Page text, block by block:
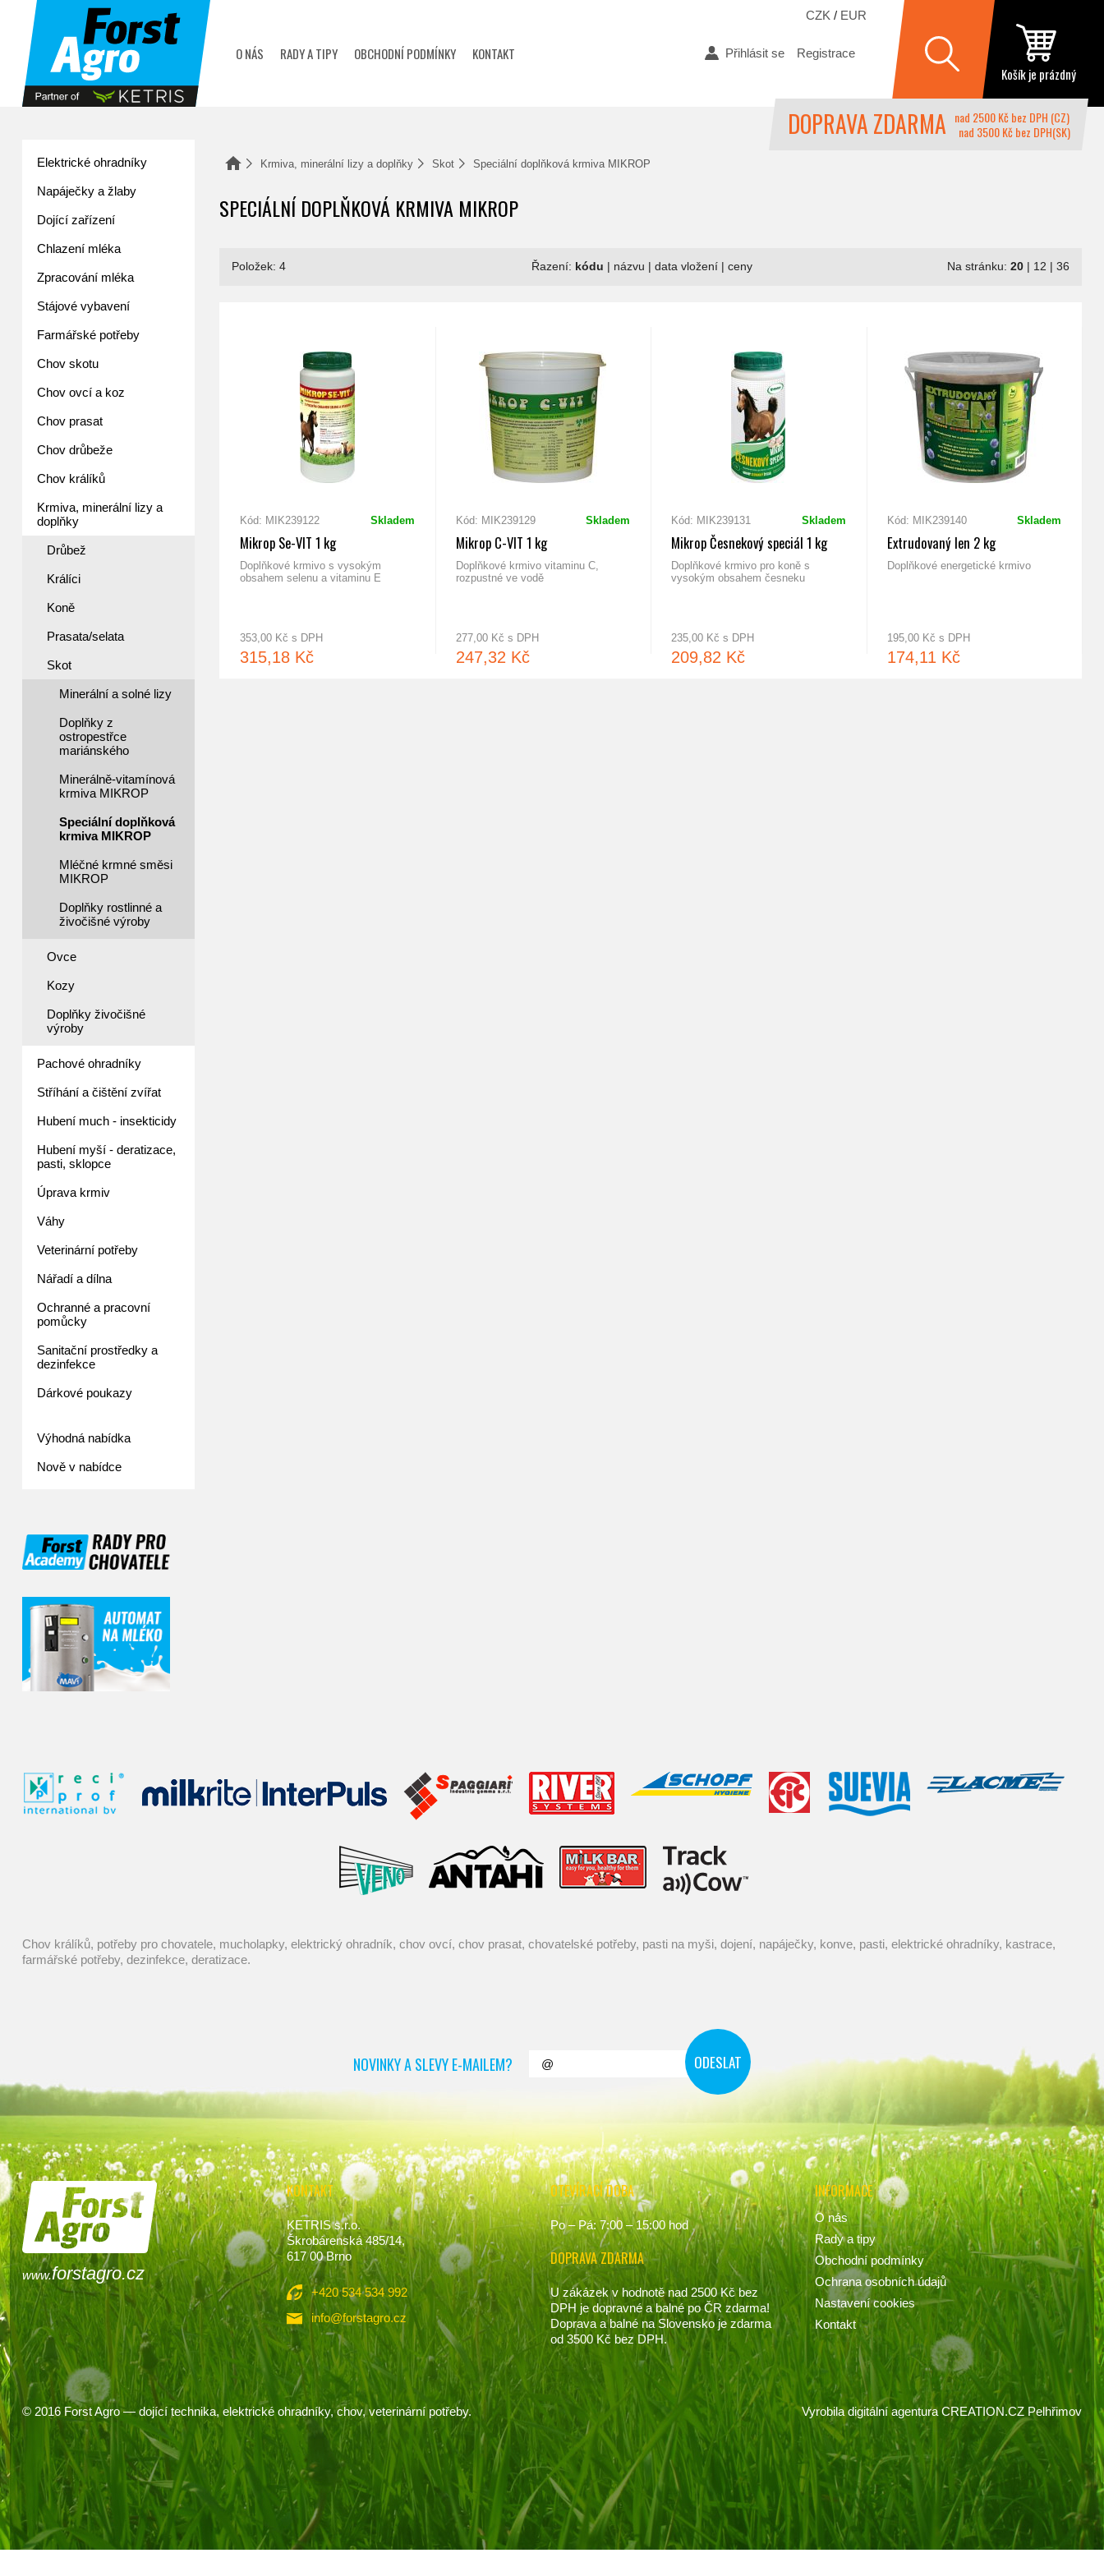
O NÁS RADY A TIPY OBCHODNÍ PODMÍNKY KONTAKT Přihlásit se Registrace
Košík je prázdný
zobrazit obsah košíku
DOPRAVA ZDARMA nad 2500 Kč bez DPH (CZ)
nad 3500 Kč bez DPH(SK)
CZK / EUR
Domů Krmiva, minerální lizy a doplňky Skot Speciální doplňková krmiva MIKROP
SPECIÁLNÍ DOPLŇKOVÁ KRMIVA MIKROP
Položek: 4 Řazení: kódu názvu |data vložení |ceny Na stránku: 20 12 36
Kód: MIK239122 Skladem
Mikrop Se-VIT 1 kg
Doplňkové krmivo s vysokým
obsahem selenu a vitaminu E
353,00 Kč s DPH
315,18 Kč
Kód: MIK239129 Skladem
Mikrop C-VIT 1 kg
Doplňkové krmivo vitaminu C,
rozpustné ve vodě
277,00 Kč s DPH
247,32 Kč
Kód: MIK239131 Skladem
Mikrop Česnekový speciál 1 kg
Doplňkové krmivo pro koně s
vysokým obsahem česneku
235,00 Kč s DPH
209,82 Kč
Kód: MIK239140 Skladem
Extrudovaný len 2 kg
Doplňkové energetické krmivo
195,00 Kč s DPH
174,11 Kč
Extrudovaný len 2 kg
Elektrické ohradníky
Napáječky a žlaby
Dojící zařízení
Chlazení mléka
Zpracování mléka
Stájové vybavení
Farmářské potřeby
Chov skotu
Chov ovcí a koz
Chov prasat
Chov drůbeže
Chov králíků
Krmiva, minerální lizy a
doplňky
Drůbež
Králíci
Koně
Prasata/selata
Skot
Minerální a solné lizy
Doplňky z
ostropestřce
mariánského
Minerálně-vitamínová
krmiva MIKROP
Speciální doplňková
krmiva MIKROP
Mléčné krmné směsi
MIKROP
Doplňky rostlinné a
živočišné výroby
Ovce
Kozy
Doplňky živočišné
výroby
Pachové ohradníky
Stříhání a čištění zvířat
Hubení much - insekticidy
Hubení myší - deratizace,
pasti, sklopce
Úprava krmiv
Váhy
Veterinární potřeby
Nářadí a dílna
Ochranné a pracovní
pomůcky
Sanitační prostředky a
dezinfekce
Dárkové poukazy
Výhodná nabídka
Nově v nabídce
chov králíků, potřeby pro chovatele, mucholapky, elektrický ohradník, chov ovcí, chov prasat, chovatelské potřeby, pasti na myši, dojení, napáječky, konve, pasti, elektrické ohradníky, kastrace,
farmářské potřeby, dezinfekce, deratizace.
NOVINKY A SLEVY E-MAILEM?
www.forstagro.cz
KONTAKT
KETRIS s.r.o.
Škrobárenská 485/14,
617 00 Brno
+420 534 534 992
info@forstagro.cz
OTEVÍRACÍ DOBA
Po – Pá: 7:00 – 15:00 hod
DOPRAVA ZDARMA
U zákázek v hodnotě nad 2500 Kč bez
DPH je dopravné a balné po ČR zdarma!
Doprava a balné na Slovensko je zdarma
od 3500 Kč bez DPH.
INFORMACE
O nás
Rady a tipy
Obchodní podmínky
Ochrana osobních údajů
Nastavení cookies
Kontakt
© 2016 Forst Agro— dojící technika, elektrické ohradníky, chov, veterinární potřeby. Vyrobiladigitální agentura CREATION.CZ Pelhřimov